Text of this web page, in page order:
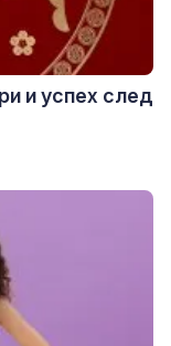
и успех след